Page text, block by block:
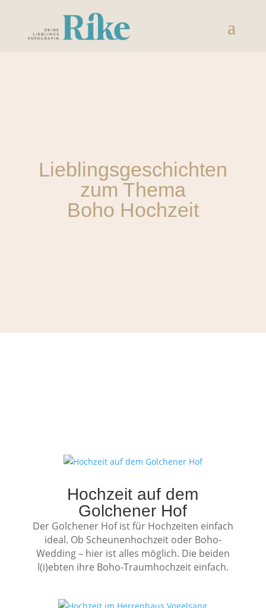
Lieblingsgeschichten
zum Thema
Boho Hochzeit
Hochzeit auf dem
Golchener Hof
Der Golchener Hof ist für Hochzeiten einfach
ideal. Ob Scheunenhochzeit oder Boho-
Wedding – hier ist alles möglich. Die beiden
l(i)ebten ihre Boho-Traumhochzeit einfach.